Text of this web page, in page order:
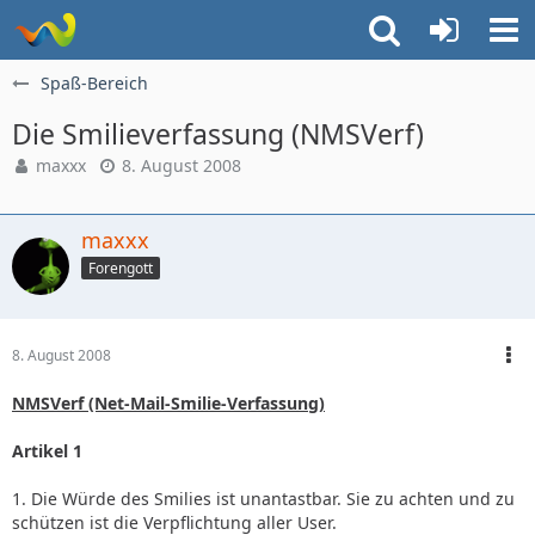
Spaß-Bereich
Die Smilieverfassung (NMSVerf)
maxxx 8. August 2008
maxxx
Forengott
8. August 2008
NMSVerf (Net-Mail-Smilie-Verfassung)
Artikel 1
1. Die Würde des Smilies ist unantastbar. Sie zu achten und zu
schützen ist die Verpflichtung aller User.